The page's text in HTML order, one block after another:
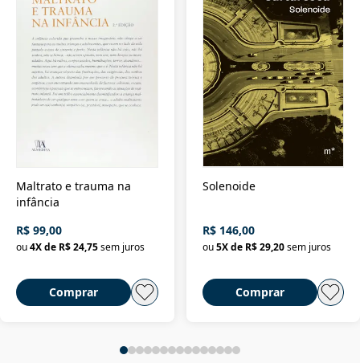
Maltrato e trauma na
infância
R$ 99,00
ou4X de R$ 24,75sem juros
Comprar
Solenoide
R$ 146,00
ou 5X de R$ 29,20 sem juros
Comprar